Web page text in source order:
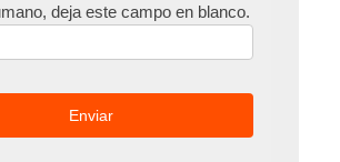
deja este campo en blanco.